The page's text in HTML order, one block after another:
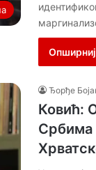
Ђорђе
Ковић:
Србима